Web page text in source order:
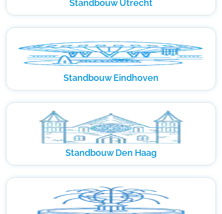
Standbouw Utrecht
Standbouw Eindhoven
Standbouw Den Haag